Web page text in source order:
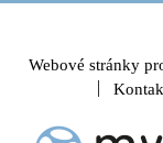
contentWebové stránky